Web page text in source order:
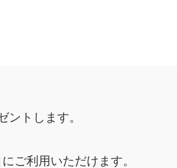
トします。
ご利用いただけます。